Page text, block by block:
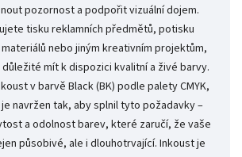
pozornost a podpořit vizuální dojem.
tisku reklamních předmětů, potisku
nebo jiným kreativním projektům,
mít k dispozici kvalitní a živé barvy.
v barvě Black (BK) podle palety CMYK,
navržen tak, aby splnil tyto požadavky –
a odolnost barev, které zaručí, že vaše
působivé, ale i dlouhotrvající. Inkoust je